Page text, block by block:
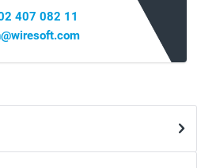
407 082 11